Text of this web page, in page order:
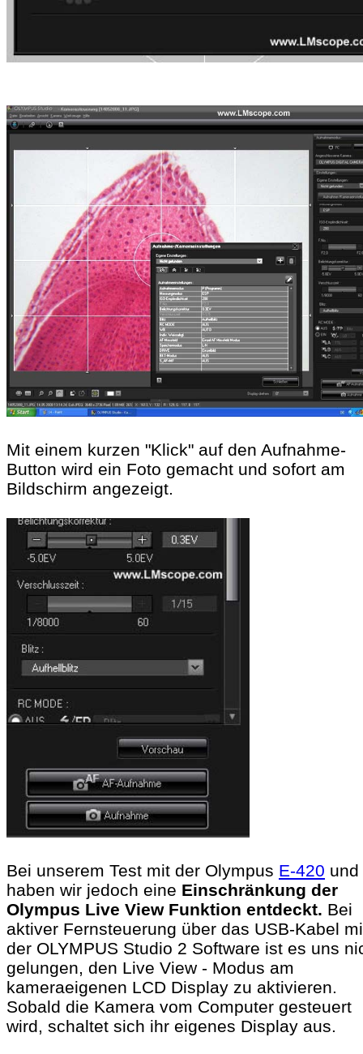
Mit einem kurzen "Klick" auf den Aufnahme-
Button wird ein Foto gemacht und sofort am
Bildschirm angezeigt.
Bei unserem Test mit der Olympus E-420 und
haben wir jedoch eine Einschränkung der
Olympus Live View Funktion entdeckt. Bei
aktiver Fernsteuerung über das USB-Kabel
der OLYMPUS Studio 2 Software ist es uns
gelungen, den Live View - Modus am
kameraeigenen LCD Display zu aktivieren.
Sobald die Kamera vom Computer gesteuert
wird, schaltet sich ihr eigenes Display aus.